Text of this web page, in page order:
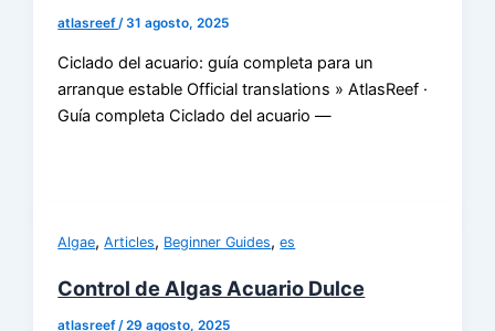
atlasreef/31 agosto, 2025
Ciclado del acuario: guía completa para un
arranque estable Official translations » AtlasReef ·
Guía completa Ciclado del acuario —
Algae,Articles, Beginner Guides,es
Control de Algas Acuario Dulce
atlasreef /29 agosto, 2025